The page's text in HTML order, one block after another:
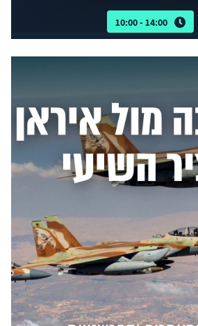
14:00 - 10:00